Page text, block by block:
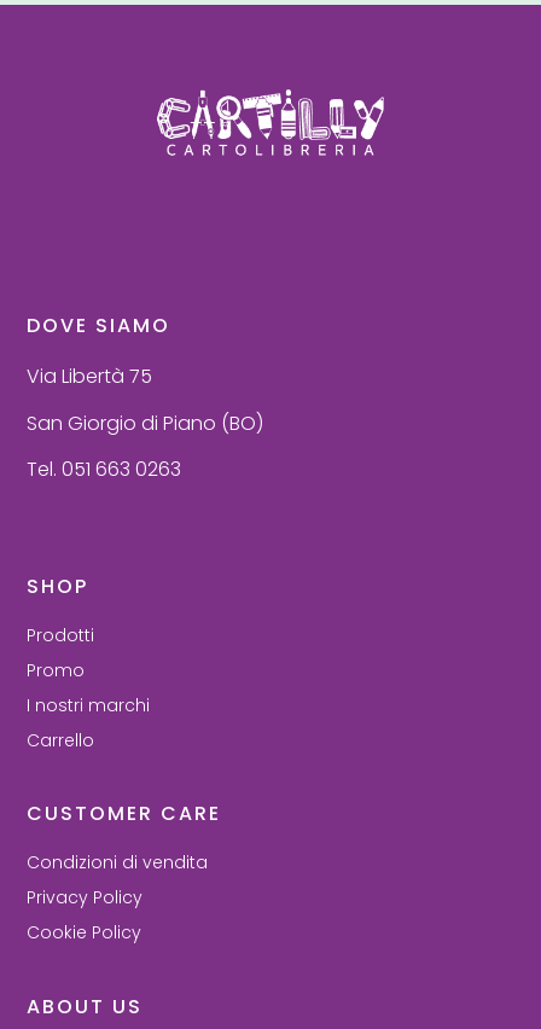
DOVE SIAMO
Via Libertà 75
San Giorgio di Piano (BO)
Tel. 051 663 0263
SHOP
Prodotti
Promo
I nostri marchi
Carrello
CUSTOMER CARE
Condizioni di vendita
Privacy Policy
Cookie Policy
ABOUT US